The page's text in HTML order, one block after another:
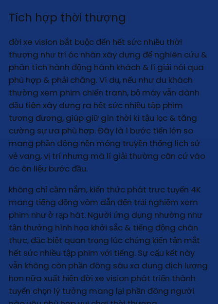
Tích hợp thời thượng
đời xe vision bắt buộc đến hết sức nhiều thời
thượng như trí óc nhân xây dựng để nghiên cứu &
phân tích hành động hành khách & lí giải nói qua
phù hợp & phải chăng. Ví dụ, nếu như du khách
thường xem phim chiến tranh, bộ máy vẫn dành
đầu tiên xây dựng ra hết sức nhiều tập phim
tương đương, giúp giữ gìn thời kì tậu lọc & tăng
cường sự ưa phù hợp. Đây là 1 bước tiến lớn so
mang phần đông nền móng truyền thống lịch sử
vẻ vang, vị trí nhưng mà lí giải thường căn cứ vào
ác ôn liệu bước đầu.
không chỉ cầm nắm, kiến thức phát trực tuyến 4K
mang tiếng động vòm dẫn đến trải nghiệm xem
phim như ở rạp hát. Người ứng dụng nhường như
tận thưởng hình họa khởi sắc & tiếng động chân
thực, đặc biệt quan trọng lúc chứng kiến tận mắt
hết sức nhiều tập phim với tiếng. Sự cấu kết này
vẫn không còn phần đông sâu xa dung dịch lượng
hơn nữa xuất hiện đời xe vision phát triển thành
tuyển chọn lý tưởng mang lại phần đông người